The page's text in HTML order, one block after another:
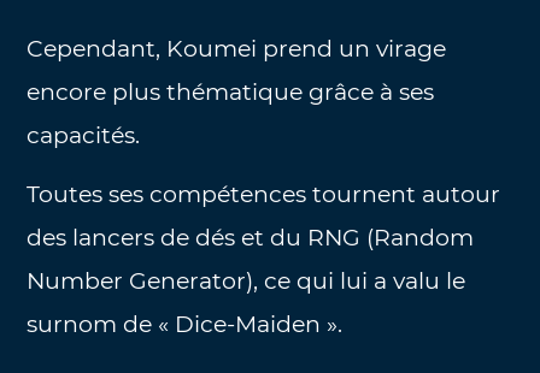
Cependant, Koumei prend un virage
encore plus thématique grâce à ses
capacités.
Toutes ses compétences tournent autour
des lancers de dés et du RNG (Random
Number Generator), ce qui lui a valu le
surnom de « Dice-Maiden ».